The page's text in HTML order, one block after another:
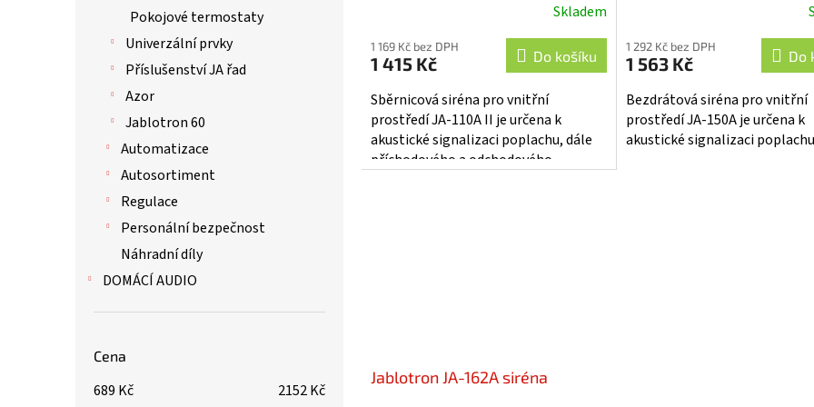
Pokojové termostaty
Univerzální prvky
Příslušenství JA řad
Azor
Jablotron 60
Automatizace
Autosortiment
Regulace
Personální bezpečnost
Náhradní díly
DOMÁCÍ AUDIO
Cena
689 Kč 2152Kč
produktu
je
5,0
z
5
hvězdiček.
Skladem
1 169 Kč bez DPH
1 415 Kč Do košíku
Sběrnicová siréna pro vnitřní
prostředí JA-110A II je určena k
akustické signalizaci poplachu, dále
příchodového a odchodového
produktu
je
5,0
z
5
1 292 Kč bez DPH
1 563 Kč Do
Bezdrátová siréna pro vnitřní
prostředí JA-150A je určena k
akustické signalizaci
Jablotron JA-162A siréna